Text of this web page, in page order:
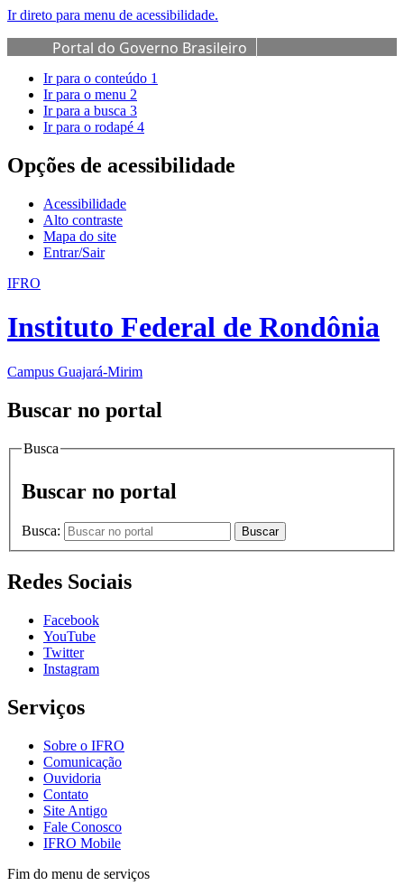
Ir direto para menu de acessibilidade.
Portal do Governo Brasileiro
Ir para o conteúdo 1
Ir para o menu 2
Ir para a busca 3
Ir para o rodapé 4
Opções de acessibilidade
Acessibilidade
Alto contraste
Mapa do site
Entrar/Sair
IFRO
Instituto Federal de Rondônia
Campus Guajará-Mirim
Buscar no portal
Busca
Buscar no portal
Busca: Buscar
Redes Sociais
Facebook
YouTube
Twitter
Instagram
Serviços
Sobre o IFRO
Comunicação
Ouvidoria
Contato
Site Antigo
Fale Conosco
IFRO Mobile
Fim do menu de serviços